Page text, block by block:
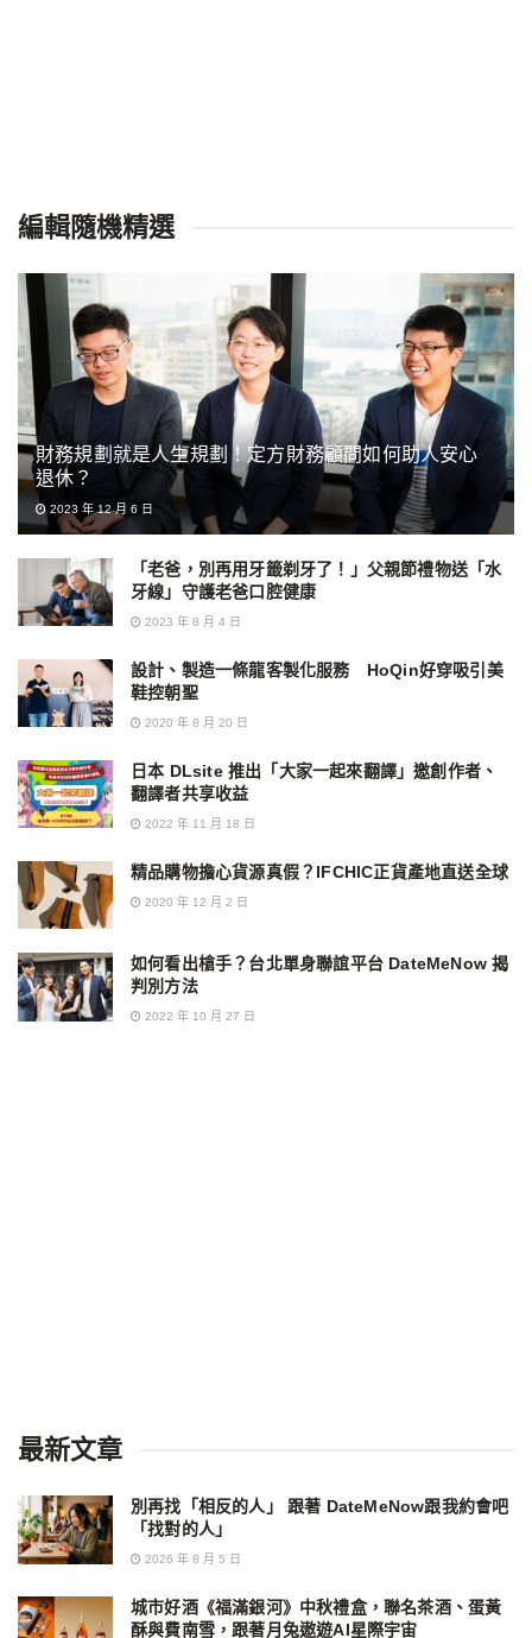
編輯隨機精選
財務規劃就是人生規劃！定方財務顧問如何助人安心
退休？
2023 年 12 月 6 日
「老爸，別再用牙籤剃牙了！」父親節禮物送「水
牙線」守護老爸口腔健康
2023 年 8 月 4 日
設計、製造一條龍客製化服務 HoQin好穿吸引美
鞋控朝聖
2020 年 8 月 20 日
日本 DLsite 推出「大家一起來翻譯」邀創作者、
翻譯者共享收益
2022 年 11 月 18 日
精品購物擔心貨源真假？IFCHIC正貨產地直送全球
2020 年 12 月 2 日
如何看出槍手？台北單身聯誼平台 DateMeNow 揭
判別方法
2022 年 10 月 27 日
最新文章
別再找「相反的人」 跟著 DateMeNow跟我約會吧
「找對的人」
2026 年 8 月 5 日
城市好酒《福滿銀河》中秋禮盒，聯名茶酒、蛋黃
酥與費南雪，跟著月兔遨遊AI星際宇宙